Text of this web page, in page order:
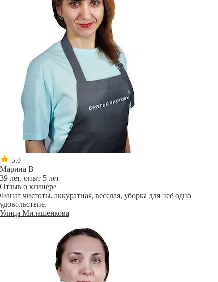
5.0
Марина В
39 лет, опыт 5 лет
Отзыв о клинере
Фанат чистоты, аккуратная, веселая, уборка для неё одно
удовольствие.
Улица Милашенкова